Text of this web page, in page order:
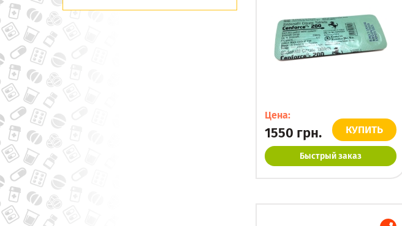
Цена:
1550 грн. КУПИТЬ
Быстрый заказ